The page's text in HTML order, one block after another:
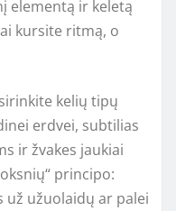
elementą ir keletą
kursite ritmą, o
kelių tipų
erdvei, subtilias
ir žvakes jaukiai
principo:
už užuolaidų ar palei